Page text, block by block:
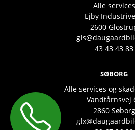
Alle services
Ejby
2600
43 43 43 83
SØBORG
Alle services og
Vandtårnsvej
2860 Søborg